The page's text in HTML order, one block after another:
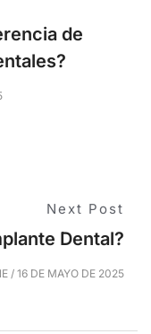
de
Next Post
Dental?
/ 16 DE MAYO DE 2025